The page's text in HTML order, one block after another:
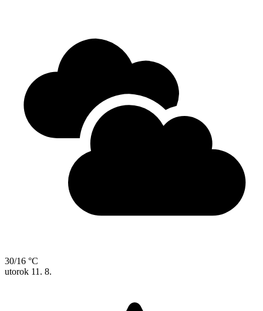
30/16 °C
utorok 11. 8.